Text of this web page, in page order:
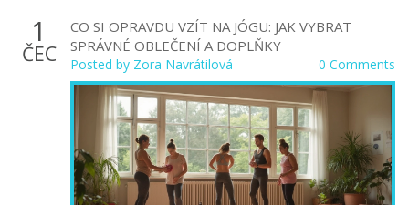
1
ČEC
CO SI OPRAVDU VZÍT NA JÓGU: JAK VYBRAT
SPRÁVNÉ OBLEČENÍ A DOPLŇKY
Posted by Zora Navrátilová 0 Comments